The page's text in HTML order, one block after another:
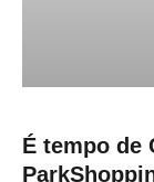
É tempo de